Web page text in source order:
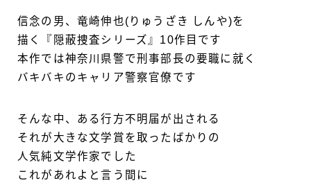
信念の男、竜崎伸也(りゅうざき しんや)を
描く『隠蔽捜査シリーズ』10作目です
本作では神奈川県警で刑事部長の要職に就く
バキバキのキャリア警察官僚です
そんな中、ある行方不明届が出される
それが大きな文学賞を取ったばかりの
人気純文学作家でした
これがあれよと言う間に